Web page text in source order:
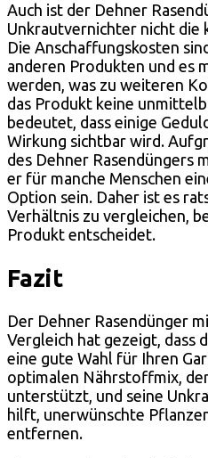
Auch ist der Dehner
Unkrautvernichter nicht die
Die Anschaffungskosten
anderen Produkten und es
werden, was zu weiteren
das Produkt keine
bedeutet, dass einige
Wirkung sichtbar wird.
des Dehner Rasendüngers
er für manche Menschen
Option sein. Daher ist es
Verhältnis zu vergleichen,
Produkt entscheidet.
Fazit
Der Dehner Rasendünger
Vergleich hat gezeigt, dass
eine gute Wahl für Ihren
optimalen Nährstoffmix,
unterstützt, und seine
hilft, unerwünschte
entfernen.